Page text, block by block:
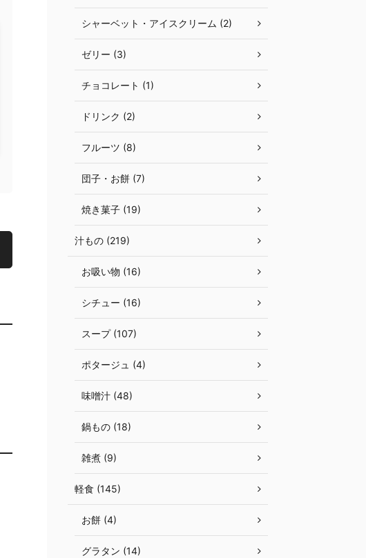
シャーベット・アイスクリーム (2)
ゼリー (3)
チョコレート (1)
ドリンク (2)
フルーツ (8)
団子・お餅 (7)
焼き菓子 (19)
汁もの (219)
お吸い物 (16)
シチュー (16)
スープ (107)
ポタージュ (4)
味噌汁 (48)
鍋もの (18)
雑煮 (9)
軽食 (145)
お餅 (4)
グラタン (14)